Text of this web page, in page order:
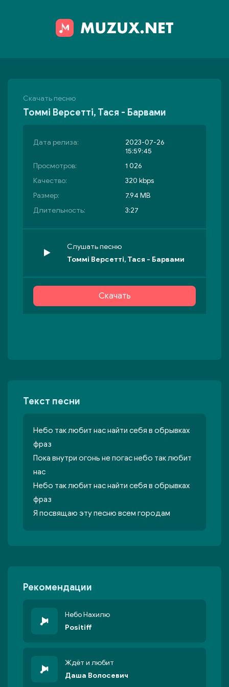
Скачать песню
Томмі Версетті, Тася - Барвами
Дата релиза:
2023-07-26
15:59:45
Просмотров:
1 026
Качество:
320 kbps
Размер:
7.94 MB
Длительность:
3:27
Слушать песню
Томмі Версетті, Тася - Барвами
Скачать
Текст песни
Небо так любит нас найти себя в обрывках
фраз
Пока внутри огонь не погас небо так любит
нас
Небо так любит нас найти себя в обрывках
фраз
Я посвящаю эту песню всем городам
Рекомендации
Небо Нахилю
Positiff
Ждёт и любит
Даша Волосевич